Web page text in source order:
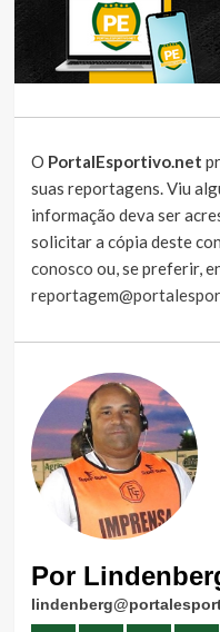
O PortalEsportivo.net
suas reportagens. Viu
informação deva ser
solicitar a cópia deste
conosco ou, se preferir,
Por